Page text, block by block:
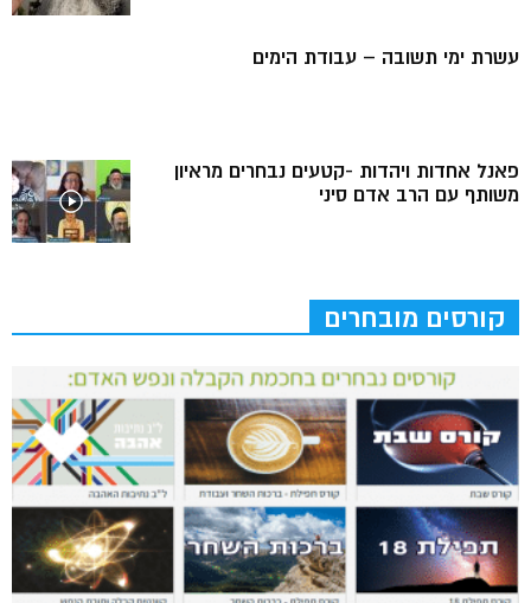
עשרת ימי תשובה – עבודת הימים
פאנל אחדות ויהדות -קטעים נבחרים מראיון
משותף עם הרב אדם סיני
קורסים מובחרים